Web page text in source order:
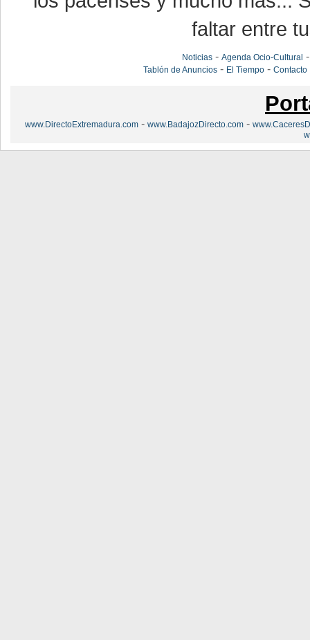
faltar entre
Noticias -Agenda Ocio-Cultural
Tablón de Anuncios - El Tiempo -Contacto
www.DirectoExtremadura.com - www.BadajozDirecto.com -